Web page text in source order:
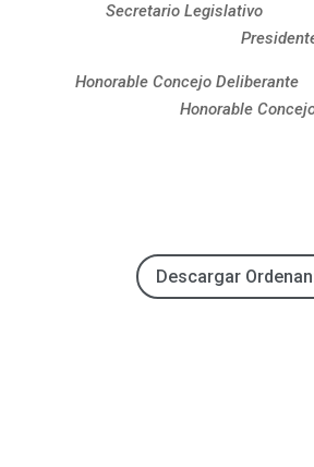
Secretario
Honorable Concejo
Honorable Concejo
Descargar